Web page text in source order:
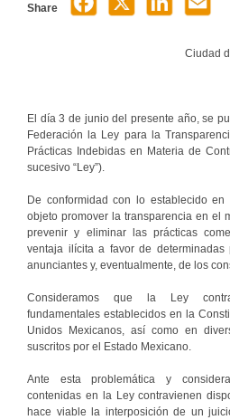
Share
Ciudad
El día 3 de junio del presente año, se
Federación la Ley para la
Prácticas Indebidas en Materia de
sucesivo “Ley”).
De conformidad con lo establecido
objeto promover la transparencia en el
prevenir y eliminar las prácticas
ventaja ilícita a favor de
anunciantes y, eventualmente, de los
Consideramos que la Ley
fundamentales establecidos en la
Unidos Mexicanos, así como en
suscritos por el Estado Mexicano.
Ante esta problemática y
contenidas en la Ley contravienen
hace viable la interposición de un